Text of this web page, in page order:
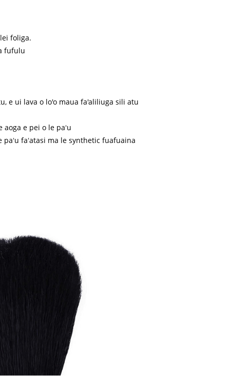
foliga.
fufulu
e ui lava o lo'o maua fa'aliliuga sili atu
aoga e pei o le paʻu
paʻu faʻatasi ma le synthetic fuafuaina